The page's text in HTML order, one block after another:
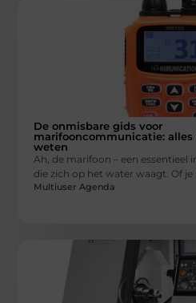
De onmisbare gids voor
marifooncommunicatie:
weten
Ah, de marifoon – een essentieel
die zich op het water waagt. Of je
Multiuser Agenda